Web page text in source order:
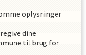
oplysninger
dine
til brug for